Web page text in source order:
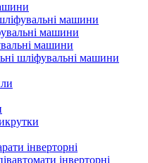
машини
машини
машини
шліфувальні машини
інверторні
інверторні